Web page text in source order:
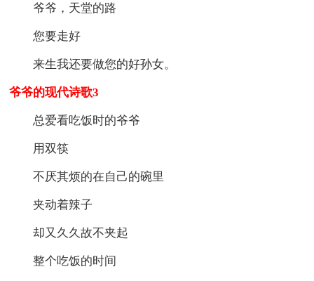
爷爷，天堂的路
您要走好
来生我还要做您的好孙女。
爷爷的现代诗歌3
总爱看吃饭时的爷爷
用双筷
不厌其烦的在自己的碗里
夹动着辣子
却又久久故不夹起
整个吃饭的时间